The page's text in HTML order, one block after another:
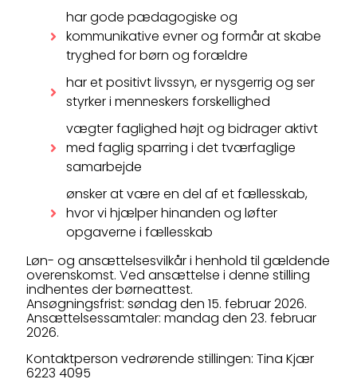
har gode pædagogiske og
kommunikative evner og formår at skabe
tryghed for børn og forældre
har et positivt livssyn, er nysgerrig og ser
styrker i menneskers forskellighed
vægter faglighed højt og bidrager aktivt
med faglig sparring i det tværfaglige
samarbejde
ønsker at være en del af et fællesskab,
hvor vi hjælper hinanden og løfter
opgaverne i fællesskab
Løn- og ansættelsesvilkår i henhold til gældende
overenskomst. Ved ansættelse i denne stilling
indhentes der børneattest.
Ansøgningsfrist: søndag den 15. februar 2026.
Ansættelsessamtaler: mandag den 23. februar
2026.
Kontaktperson vedrørende stillingen: Tina Kjær
6223 4095